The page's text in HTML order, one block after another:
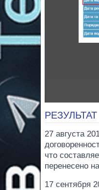
РЕЗУЛЬТАТ
27 августа
что
перенесено
17 сентября